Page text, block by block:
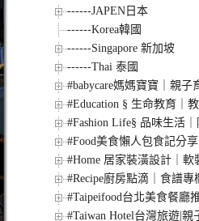
------JAPEN日本
------Korea韓國
------Singapore 新加坡
------Thai 泰國
#babycare媽媽寶寶｜親子
#Education § 生命教育｜
#Fashion Life§ 品味生活
#Food美食懶人包食記分
#Home 居家裝潢設計｜軟
#Recipe廚房點滴｜食譜專
#Taipeifood台北美食餐廳
#Taiwan Hotel台灣旅遊|親